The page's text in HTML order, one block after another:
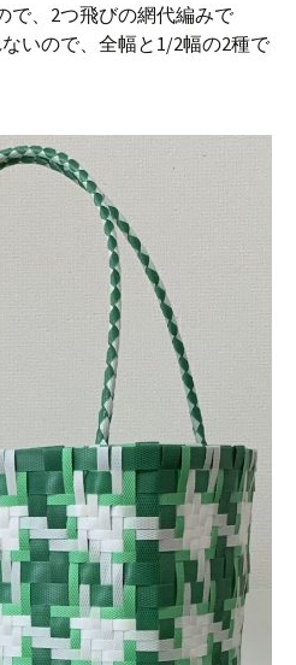
で、2つ飛びの網代編みで
いので、全幅と1/2幅の2種で